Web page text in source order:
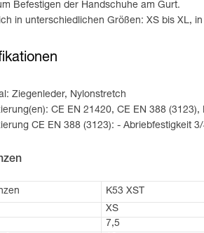
Befestigen der Handschuhe am Gurt.
in unterschiedlichen Größen: XS bis XL,
Ziegenleder, Nylonstretch
CE EN 21420, CE EN 388 (3123),
CE EN 388 (3123): - Abriebfestigkeit
K53 XST
XS
7,5